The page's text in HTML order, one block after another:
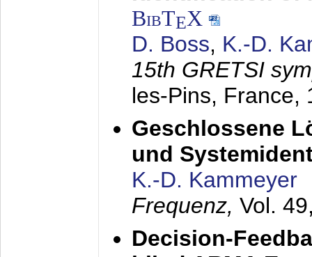
BibTEX
D. Boss, K.-D.
15th GRETSI
les-Pins, France,
Geschlossene
und
K.-D. Kammeyer
Frequenz, Vol.
Decision-